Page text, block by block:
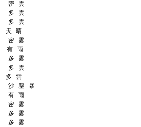
密 雲
多 雲
多 雲
晴
密 雲
雨
多 雲
多 雲
雲
沙 塵 暴
有 雨
密 雲
多 雲
多 雲